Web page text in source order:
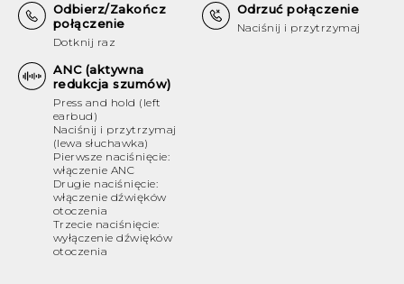
Odbierz/Zakończ
połączenie
Dotknij raz
Odrzuć połączenie
Naciśnij i przytrzymaj
ANC (aktywna
redukcja szumów)
Press and hold (left
earbud)
Naciśnij i przytrzymaj
(lewa słuchawka)
Pierwsze naciśnięcie:
włączenie ANC
Drugie naciśnięcie:
włączenie dźwięków
otoczenia
Trzecie naciśnięcie:
wyłączenie dźwięków
otoczenia